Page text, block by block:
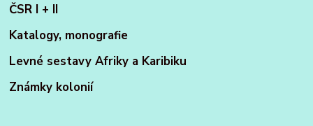
ČSR I + II
Katalogy, monografie
Levné sestavy Afriky a Karibiku
Známky kolonií